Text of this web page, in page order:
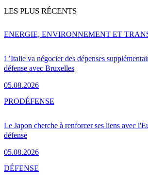
LES PLUS RÉCENTS
L’Italie va négocier des dépenses
défense avec Bruxelles
05.08.2026
ENERGIE, ENVIRONNEMENT ET
Le Japon cherche à renforcer ses liens avec
défense
05.08.2026
PRODÉFENSE
DÉFENSE